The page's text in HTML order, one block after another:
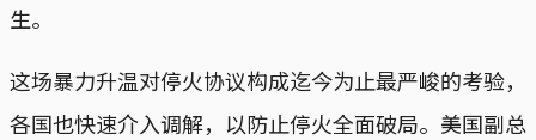
生。
这场暴力升温对停火协议构成迄今为止最严峻的考验，
各国也快速介入调解，以防止停火全面破局。美国副总